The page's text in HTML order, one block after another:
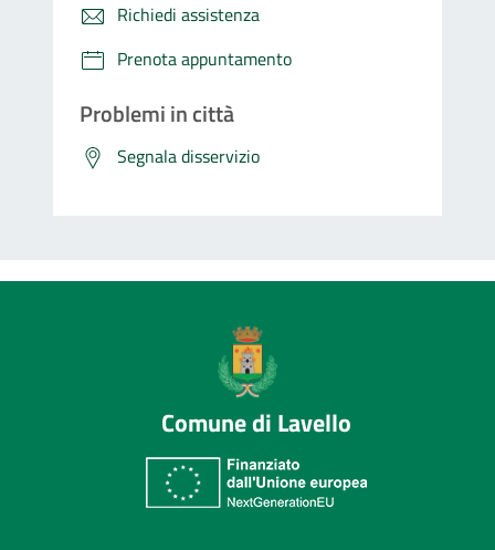
Richiedi assistenza
Prenota appuntamento
Problemi in città
Segnala disservizio
Comune di Lavello